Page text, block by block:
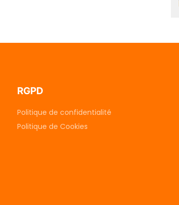
RGPD
Politique de confidentialité
Politique de Cookies